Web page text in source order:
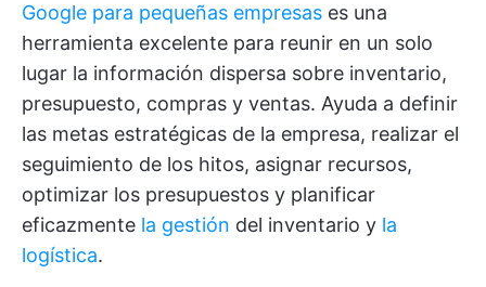
Google para pequeñas empresas es una
herramienta excelente para reunir en un solo
lugar la información dispersa sobre inventario,
presupuesto, compras y ventas. Ayuda a definir
las metas estratégicas de la empresa, realizar el
seguimiento de los hitos, asignar recursos,
optimizar los presupuestos y planificar
eficazmente la gestión del inventario y la
logística.